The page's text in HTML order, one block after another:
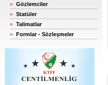
Gözlemciler
Statüler
Talimatlar
Formlar - Sözleşmeler